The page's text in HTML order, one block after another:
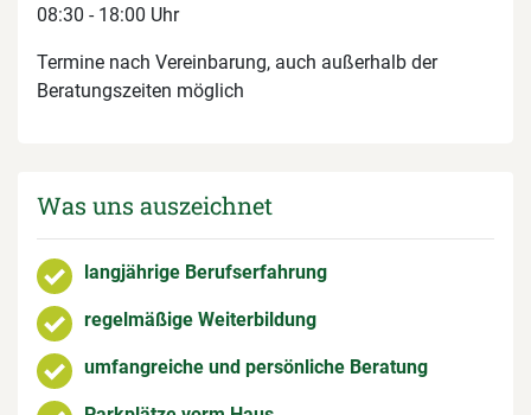
08:30 - 18:00 Uhr
Termine nach Vereinbarung, auch außerhalb der
Beratungszeiten möglich
Was uns auszeichnet
langjährige Berufserfahrung
regelmäßige Weiterbildung
umfangreiche und persönliche Beratung